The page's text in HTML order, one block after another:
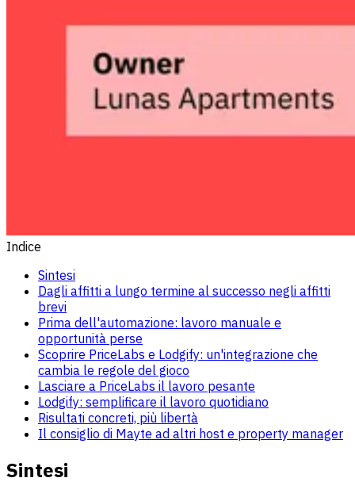
Indice
Sintesi
Dagli affitti a lungo termine al successo negli affitti
brevi
Prima dell'automazione: lavoro manuale e
opportunità perse
Scoprire PriceLabs e Lodgify: un'integrazione che
cambia le regole del gioco
Lasciare a PriceLabs il lavoro pesante
Lodgify: semplificare il lavoro quotidiano
Risultati concreti, più libertà
Il consiglio di Mayte ad altri host e property manager
Sintesi